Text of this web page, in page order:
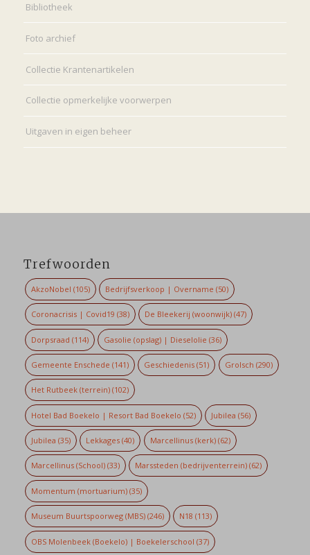
Bibliotheek
Foto archief
Collectie Krantenartikelen
Collectie opmerkelijke voorwerpen
Uitgaven in eigen beheer
Trefwoorden
AkzoNobel (105) Bedrijfsverkoop | Overname (50)
Coronacrisis | Covid19 (38) De Bleekerij (woonwijk) (47)
Dorpsraad (114) Gasolie (opslag) | Dieselolie (36)
Gemeente Enschede (141) Geschiedenis (51) Grolsch (290)
Het Rutbeek (terrein)(102)
Hotel Bad Boekelo | Resort Bad Boekelo (52) Jubilea (56)
Jubilea (35) Lekkages (40) Marcellinus (kerk)(62)
Marcellinus (School)(33) Marssteden (bedrijventerrein) (62)
Momentum (mortuarium)(35)
Museum Buurtspoorweg (MBS)(246) N18 (113)
OBS Molenbeek (Boekelo) | Boekelerschool (37)